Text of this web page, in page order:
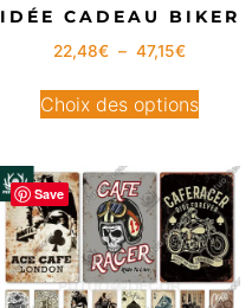
IDÉE CADEAU BIKER
22,48€ – 47,15€
Choix des options
Save